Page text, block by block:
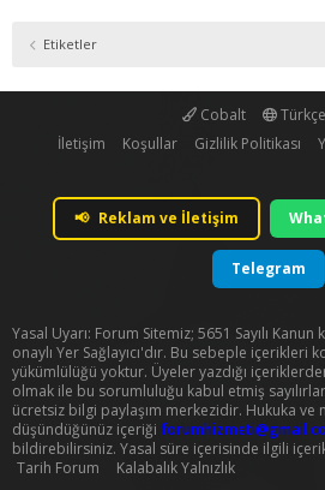
Etiketler
Cobalt
İletişim
Koşullar Gizlilik Politikası
📢 Reklam ve İletişim
Telegram
Yasal Uyarı: Forum Sitemiz; 5651 Sayılı
onaylı Yer Sağlayıcı'dır. Bu sebeple içerikleri
yükümlülüğü yoktur. Üyeler yazdığı
olmak ile bu sorumluluğu kabul etmiş
ücretsiz bilgi paylaşım merkezidir. Hukuka ve
düşündüğünüz içeriği
bildirebilirsiniz. Yasal süre içerisinde ilgili
Tarih Forum
Kalabalık Yalnızlık